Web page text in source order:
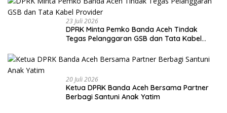
23 Juli 2026
DPRK Minta Pemko Banda Aceh Tindak
Tegas Pelanggaran GSB dan Tata Kabel
20 Juli 2026
Ketua DPRK Banda Aceh Bersama Partner
Berbagi Santuni Anak Yatim